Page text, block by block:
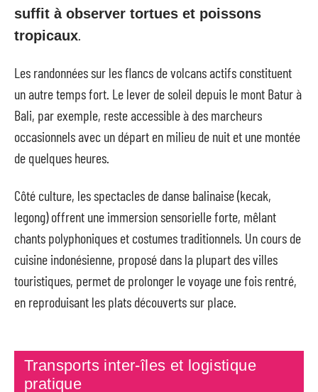
suffit à observer tortues et poissons
tropicaux
Les randonnées sur les flancs de volcans actifs constituent
un autre temps fort. Le lever de soleil depuis le mont Batur à
Bali, par exemple, reste accessible à des marcheurs
occasionnels avec un départ en milieu de nuit et une montée
de quelques heures.
Côté culture, les spectacles de danse balinaise (kecak,
legong) offrent une immersion sensorielle forte, mêlant
chants polyphoniques et costumes traditionnels. Un cours de
cuisine indonésienne, proposé dans la plupart des villes
touristiques, permet de prolonger le voyage une fois rentré,
en reproduisant les plats découverts sur place.
Transports inter-îles et logistique
pratique